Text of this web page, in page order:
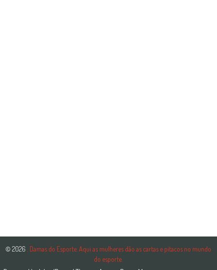
© 2026 . Damas do Esporte. Aqui as mulheres dão as cartas e pitacos no mundo
do esporte.